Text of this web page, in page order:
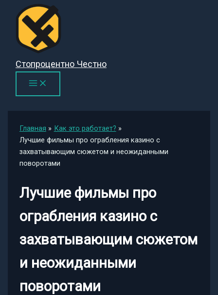
Перейти
содержимому
Стопроцентно Честно
Главная
Как это работает?
Лучшие фильмы про ограбления казино с
захватывающим сюжетом и неожиданными
поворотами
Лучшие фильмы про
ограбления казино с
захватывающим сюжетом
и неожиданными
поворотами